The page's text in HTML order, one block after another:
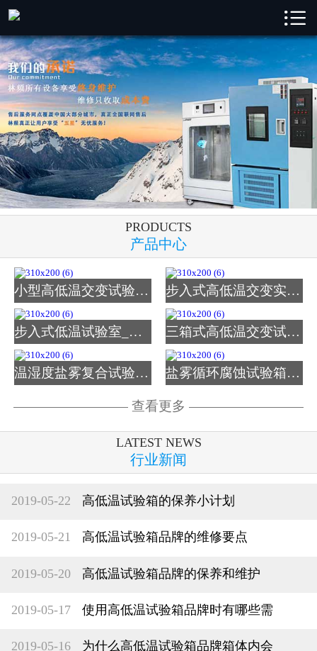
林频产品
成功案例
新闻中心
解决方案
关于林频
联系我们

PRODUCTS
产品中心
小型高低温交变试验箱_图 步入式高低温交变实验室
步入式低温试验室_图片 三箱式高低温交变试验箱
温湿度盐雾复合试验箱_图 盐雾循环腐蚀试验箱_图片
查看更多
LATEST NEWS
行业新闻
2019-05-22 高低温试验箱的保养小计划
2019-05-21 高低温试验箱品牌的维修要点
2019-05-20 高低温试验箱品牌的保养和维护
2019-05-17 使用高低温试验箱品牌时有哪些需
2019-05-16 为什么高低温试验箱品牌箱体内会